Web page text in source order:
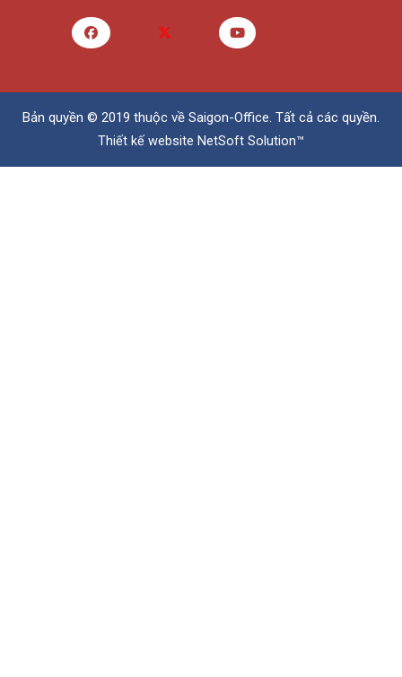
Bản quyền © 2019 thuộc về Saigon-Office. Tất cả các quyền.
Thiết kế website NetSoft Solution™